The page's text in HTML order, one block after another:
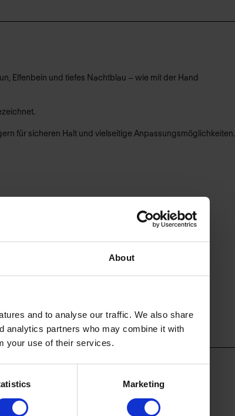
About
and to analyse our traffic. We also share
analytics partners who may combine it with
your use of their services.
Marketing
Elfenbein und tiefes Nachtblau – wie mit der Hand
für sicheren Halt und vielseitige Anpassungsmöglichkeiten.
und poliert, unterstreicht die Erdigkeit des Dessins.